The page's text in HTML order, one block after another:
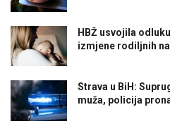
HBŽ usvojila
izmjene rodiljnih
Strava u BiH:
muža, policija